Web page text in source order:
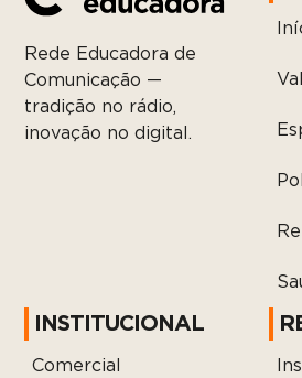
Rede Educadora de
Comunicação —
tradição no rádio,
inovação no digital.
INSTITUCIONAL
Comercial